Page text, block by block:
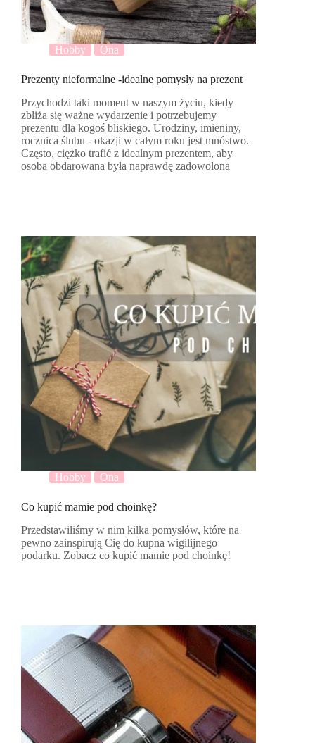
Hobby Ona
Prezenty nieformalne -idealne pomysły na prezent
Przychodzi taki moment w naszym życiu, kiedy
zbliża się ważne wydarzenie i potrzebujemy
prezentu dla kogoś bliskiego. Urodziny, imieniny,
rocznica ślubu - okazji w całym roku jest mnóstwo.
Często, ciężko trafić z idealnym prezentem, aby
osoba obdarowana była naprawdę zadowolona
Hobby Ona
Co kupić mamie pod choinkę?
Przedstawiliśmy w nim kilka pomysłów, które na
pewno zainspirują Cię do kupna wigilijnego
podarku. Zobacz co kupić mamie pod choinkę!